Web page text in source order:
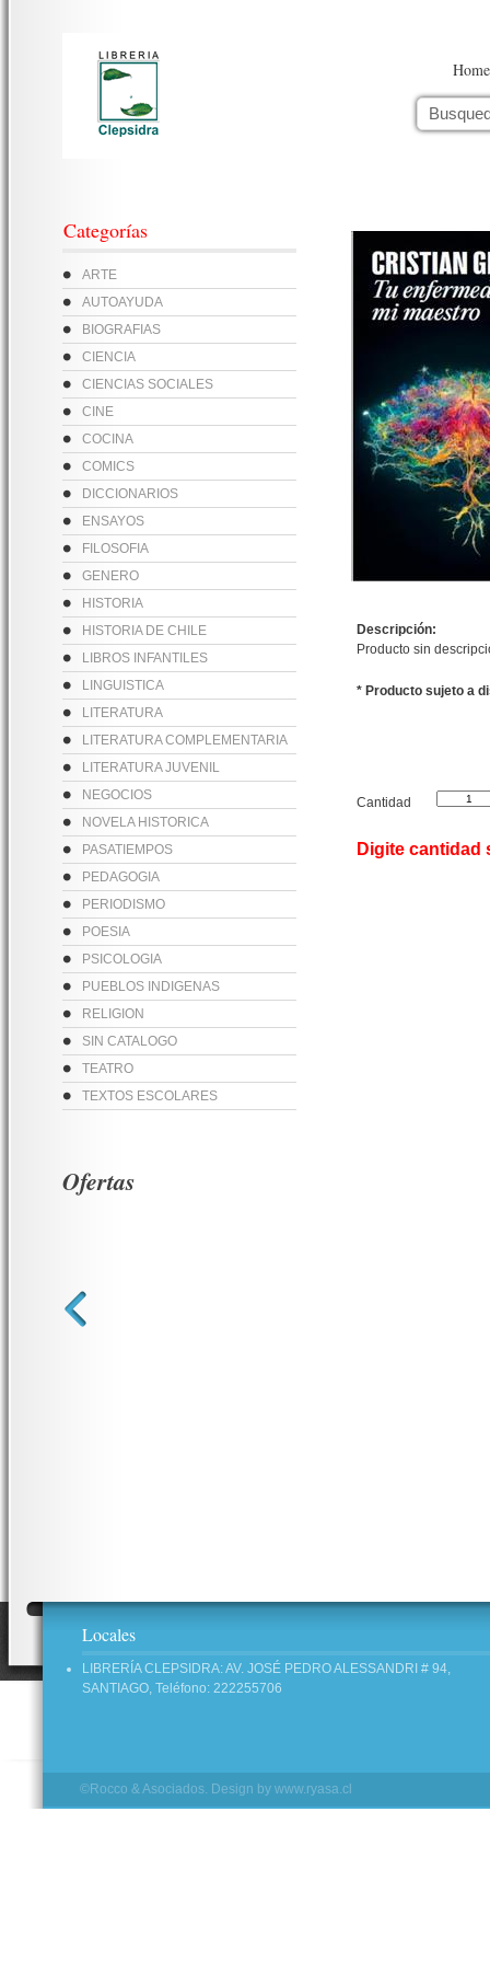
Home
Categorías
ARTE
AUTOAYUDA
BIOGRAFIAS
CIENCIA
CIENCIAS SOCIALES
CINE
COCINA
COMICS
DICCIONARIOS
ENSAYOS
FILOSOFIA
GENERO
HISTORIA
HISTORIA DE CHILE
LIBROS INFANTILES
LINGUISTICA
LITERATURA
LITERATURA COMPLEMENTARIA
LITERATURA JUVENIL
NEGOCIOS
NOVELA HISTORICA
PASATIEMPOS
PEDAGOGIA
PERIODISMO
POESIA
PSICOLOGIA
PUEBLOS INDIGENAS
RELIGION
SIN CATALOGO
TEATRO
TEXTOS ESCOLARES
Descripción:
Producto sin
* Producto sujeto a
Cantidad
Digite
Ofertas
Locales
LIBRERÍA CLEPSIDRA: AV. JOSÉ PEDRO ALESSANDRI # 94,
SANTIAGO, Teléfono: 222255706
©Rocco & Asociados. Design by www.ryasa.cl